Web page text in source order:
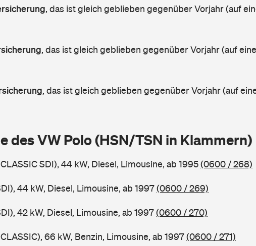
, das ist gleich geblieben gegenüber Vorjahr (auf
, das ist gleich geblieben gegenüber Vorjahr (auf
, das ist gleich geblieben gegenüber Vorjahr (auf
des VW Polo (HSN/TSN in Klammern)
SDI), 44 kW, Diesel, Limousine, ab 1995(0600 / 268)
44 kW, Diesel, Limousine, ab 1997(0600 / 269)
42 kW, Diesel, Limousine, ab 1997(0600 / 270)
66 kW, Benzin, Limousine, ab 1997(0600 / 271)